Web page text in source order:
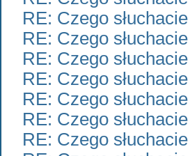
RE: Czego
RE: Czego
RE: Czego
RE: Czego
RE: Czego
RE: Czego
RE: Czego